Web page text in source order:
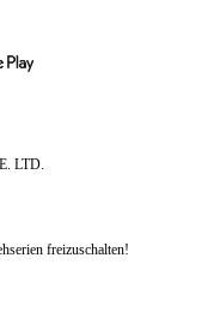
LTD.
freizuschalten!